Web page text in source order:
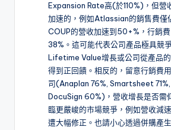
Expansion Rate高(於110%)，但營
加速的，例如Atlassian的銷售費僅
COUP的營收加速到50+%，行銷
38%。這可能代表公司產品極具競
Lifetime Value增長或公司從產品
得到正回饋。相反的，留意行銷費
司(Anaplan 76%, Smartsheet
DocuSign 60%)，營收增長是否需
臨更嚴峻的市場競爭，例如營收減
遭大幅修正。也請小心透過併購產